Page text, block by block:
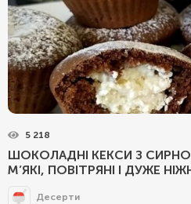
5 218
ШОКОЛАДНІ КЕКСИ З
М’ЯКІ, ПОВІТРЯНІ І ДУЖЕ
Десерти